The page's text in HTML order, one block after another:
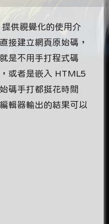
提供視覺化的使用介
接建立網頁原始碼，
是不用手打程式碼
或者是嵌入 HTML5
碼手打都挺花時間
輯器輸出的結果可以